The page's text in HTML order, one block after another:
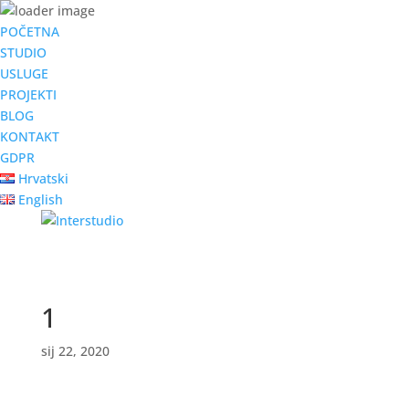
POČETNA
STUDIO
USLUGE
PROJEKTI
BLOG
KONTAKT
GDPR
Hrvatski
English
1
sij 22, 2020